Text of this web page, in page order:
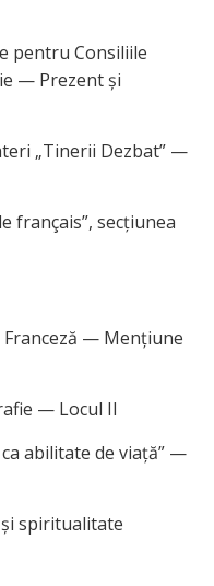
pentru Consiliile
— Prezent și
„Tinerii Dezbat” —
français”, secțiunea
Franceză — Mențiune
— Locul II
ca abilitate de viață” —
şi spiritualitate